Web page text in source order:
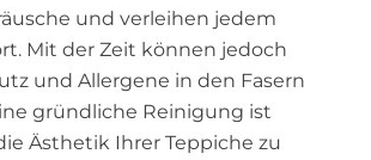
und verleihen jedem
Mit der Zeit können jedoch
und Allergene in den Fasern
gründliche Reinigung ist
Ästhetik Ihrer Teppiche zu